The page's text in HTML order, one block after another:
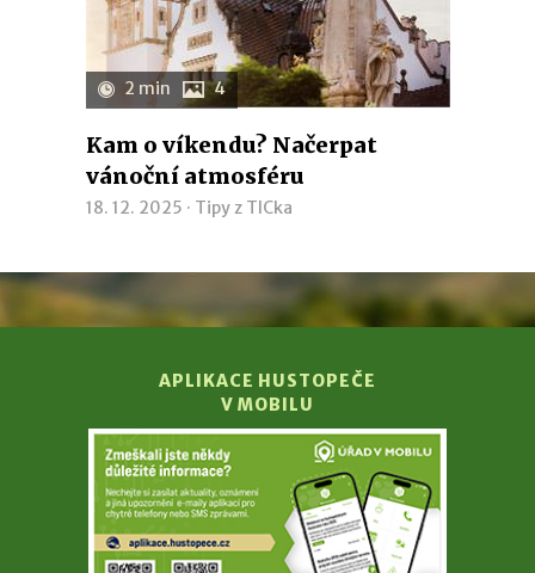
2 min 4
Kam o víkendu? Načerpat
vánoční atmosféru
18. 12. 2025 · Tipy z TICka
APLIKACE HUSTOPEČE
V MOBILU